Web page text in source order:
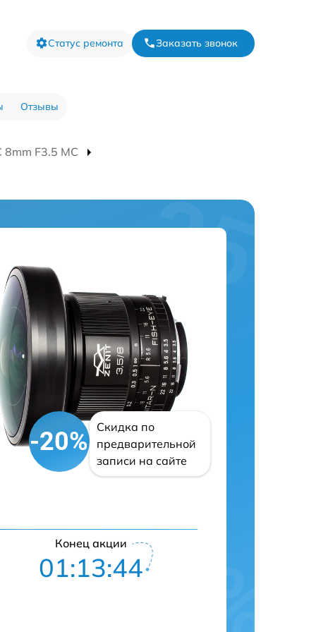
Статус ремонта Заказать звонок
Отзывы
8mm F3.5 МС
-20%
Скидка по
предварительной
записи на сайте
Конец акции
01:13:43